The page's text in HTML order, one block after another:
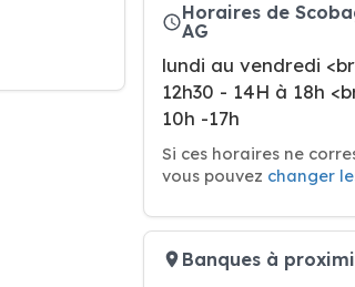
Horaires de
AG
lundi au vendredi
12h30 - 14H à 18h
10h -17h
Si ces horaires ne
vous pouvez changer
Banques à